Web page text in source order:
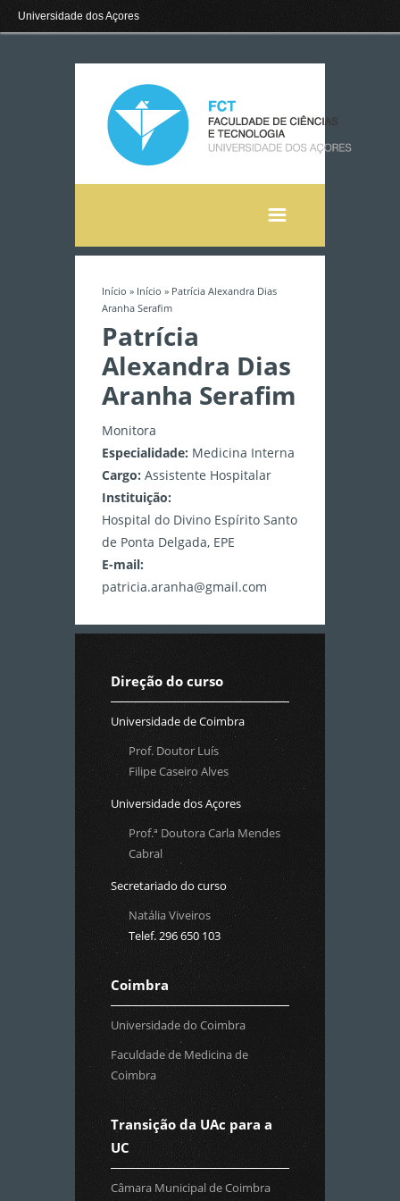
Universidade dos Açores
Está aqui
Início » Início » Patrícia Alexandra Dias
Aranha Serafim
Patrícia
Alexandra Dias
Aranha Serafim
Monitora
Especialidade: Medicina Interna
Cargo: Assistente Hospitalar
Instituição:
Hospital do Divino Espírito Santo
de Ponta Delgada, EPE
E-mail:
patricia.aranha@gmail.com
Direção do curso
Universidade de Coimbra
Prof. Doutor Luís
Filipe Caseiro Alves
Universidade dos Açores
Prof.ª Doutora Carla Mendes
Cabral
Secretariado do curso
Natália Viveiros
Telef. 296 650 103
Coimbra
Universidade do Coimbra
Faculdade de Medicina de
Coimbra
Transição da UAc para a
UC
Câmara Municipal de Coimbra